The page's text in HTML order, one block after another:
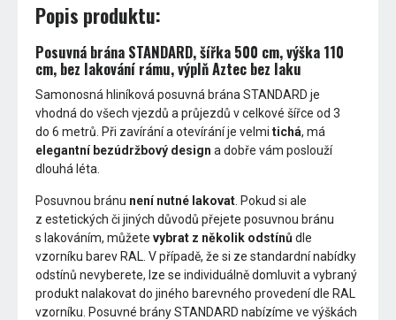
Popis produktu:
Posuvná brána STANDARD, šířka 500 cm, výška 110
cm, bez lakování rámu, výplň Aztec bez laku
Samonosná hliníková posuvná brána STANDARD je
vhodná do všech vjezdů a průjezdů v celkové šířce od 3
do 6 metrů. Při zavírání a otevírání je velmitichá, má
elegantní bezúdržbový design a dobře vám poslouží
dlouhá léta.
Posuvnou bránu není nutné lakovat . Pokud si ale
z estetických či jiných důvodů přejete posuvnou bránu
s lakováním, můžetevybrat z několik odstínůdle
vzorníku barev RAL. V případě, že si ze standardní nabídky
odstínů nevyberete, lze se individuálně domluvit a vybraný
produkt nalakovat do jiného barevného provedení dle RAL
vzorníku. Posuvné brány STANDARD nabízíme ve výškách